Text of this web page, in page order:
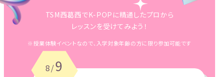
TSM西葛西でK-POPに精通したプロから
レッスンを受けてみよう！
※授業体験イベントなので、入学対象年齢の方に限り参加可能です
8/9